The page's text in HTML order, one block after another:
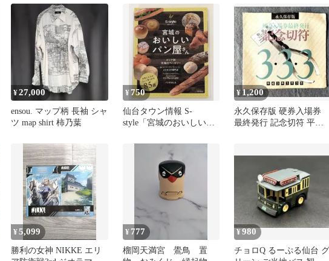
湯呑み 湯飲
¥27,000
ensou. マップ柄 長袖 シャ
ツ map shirt 柿乃葉
¥ 750
仙台タウン情報 S-
style「宮城のおいしいパ
¥1,200
永久保存版 硬券入場券
最終発行 記念切符 平成3
¥5,099
勝利の女神 NIKKE エリ
¥ 777
榴岡天満宮 鷽鳥 置
¥980
チョロQ るーぷる仙台 グ